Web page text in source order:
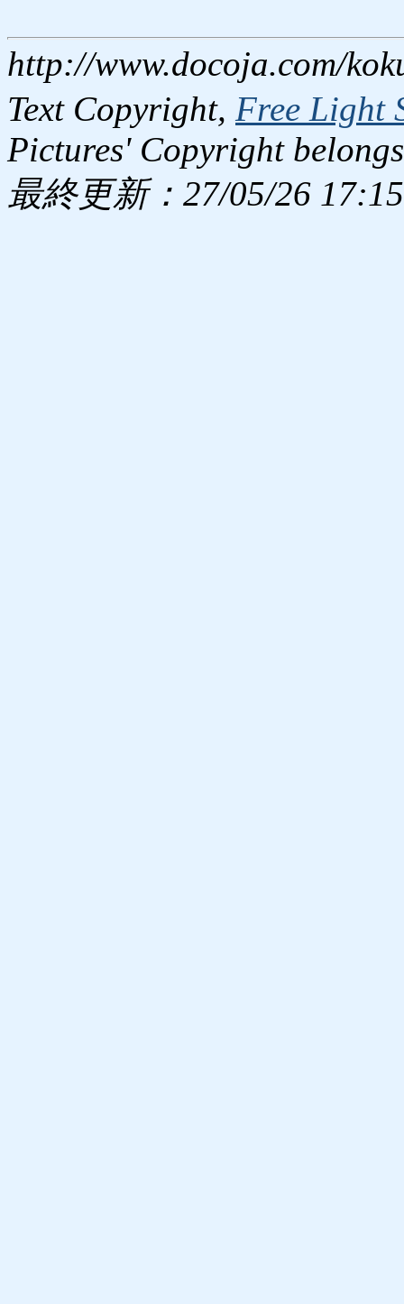
http://www.docoja.com/
Text Copyright, Free Light
Pictures' Copyright
最終更新：27/05/26 17:15